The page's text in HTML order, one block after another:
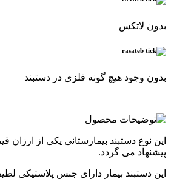
بدون لاتکس
بدون وجود هیچ گونه فلزی در دستبند
این نوع دستبند بیمارستانی یکی از
پیشنهاد می گردد.
این دستبند بیمار دارای جنس پلاستیکی